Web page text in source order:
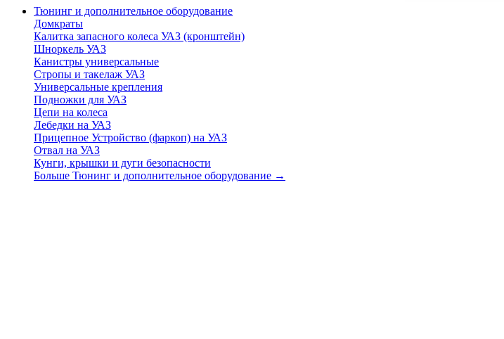
Тюнинг и дополнительное оборудование
Домкраты
Калитка запасного колеса УАЗ (кронштейн)
Шноркель УАЗ
Канистры универсальные
Стропы и такелаж УАЗ
Универсальные крепления
Подножки для УАЗ
Цепи на колеса
Лебедки на УАЗ
Прицепное Устройство (фаркоп) на УАЗ
Отвал на УАЗ
Кунги, крышки и дуги безопасности
Больше Тюнинг и дополнительное оборудование →